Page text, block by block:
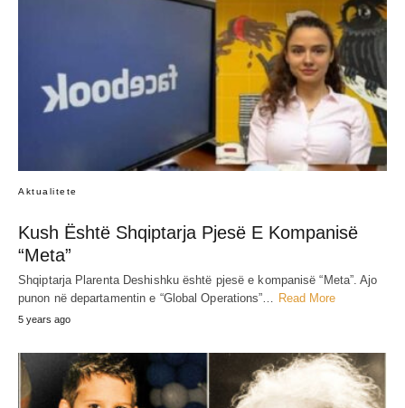
Aktualitete
Kush Është Shqiptarja Pjesë E Kompanisë
“Meta”
Shqiptarja Plarenta Deshishku është pjesë e kompanisë “Meta”. Ajo
punon në departamentin e “Global Operations”… Read More
5 years ago